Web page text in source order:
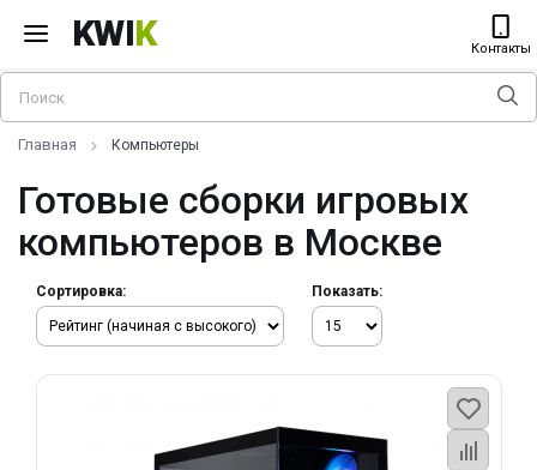
KWIK Контакты
Главная Компьютеры
Готовые сборки игровых
компьютеров в Москве
Сортировка: Показать: